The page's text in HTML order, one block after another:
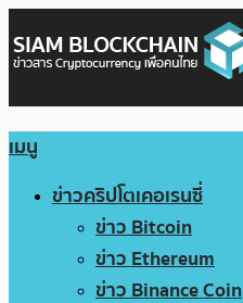
เมนู
ข่าวคริปโตเคอเรนซี่
ข่าว Bitcoin
ข่าว Ethereum
ข่าว Binance Coin